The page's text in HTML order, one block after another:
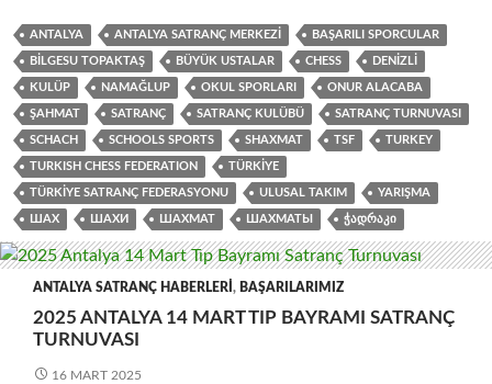
ANTALYA ANTALYA SATRANÇ MERKEZI BAŞARILI SPORCULAR
BILGESU TOPAKTAŞ BÜYÜK USTALAR CHESS DENIZLI
KULÜP NAMAĞLUP OKUL SPORLARI ONUR ALACABA
ŞAHMAT SATRANÇ SATRANÇ KULÜBÜ SATRANÇ TURNUVASI
SCHACH SCHOOLS SPORTS SHAXMAT TSF TURKEY
TURKISH CHESS FEDERATION TÜRKIYE
TÜRKIYE SATRANÇ FEDERASYONU ULUSAL TAKIM YARIŞMA
ШАХ ШАХИ ШАХМАТ ШАХМАТЫ ᲭᲐᲓᲠᲐᲙᲘ
ANTALYA SATRANÇ HABERLERI , BAŞARILARIMIZ
2025 ANTALYA 14 MART TIP BAYRAMI SATRANÇ
TURNUVASI
16 MART 2025